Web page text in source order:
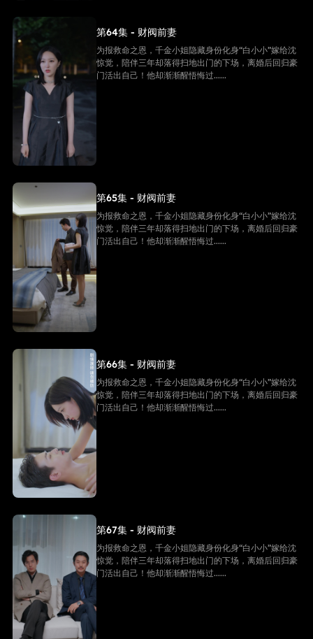
第64集 - 财阀前妻
为报救命之恩，千金小姐隐藏身份化身“白小小”嫁给沈
惊觉，陪伴三年却落得扫地出门的下场，离婚后回归豪
门活出自己！他却渐渐醒悟悔过......
第65集 - 财阀前妻
为报救命之恩，千金小姐隐藏身份化身“白小小”嫁给沈
惊觉，陪伴三年却落得扫地出门的下场，离婚后回归豪
门活出自己！他却渐渐醒悟悔过......
第66集 - 财阀前妻
为报救命之恩，千金小姐隐藏身份化身“白小小”嫁给沈
惊觉，陪伴三年却落得扫地出门的下场，离婚后回归豪
门活出自己！他却渐渐醒悟悔过......
第67集 - 财阀前妻
为报救命之恩，千金小姐隐藏身份化身“白小小”嫁给沈
惊觉，陪伴三年却落得扫地出门的下场，离婚后回归豪
门活出自己！他却渐渐醒悟悔过......